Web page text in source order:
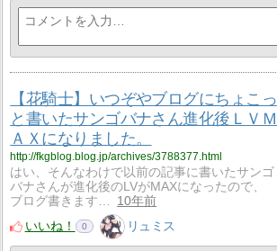
【花騎士】いつぞやブログにちょこっ
と書いたサンゴバナさん進化後ＬＶＭ
ＡＸになりました。
http://fkgblog.blog.jp/archives/3788377.html
はい、そんなわけで以前の記事に書いたサンゴ
バナさんが進化後のLVがMAXになったので、
ブログ書きます…
10年前
いいね！
0 リュミス